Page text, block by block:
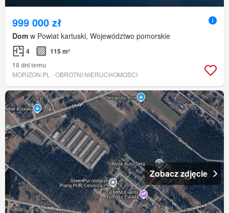
999 000 zł
Dom w Powiat kartuski, Województwo pomorskie
4
115 m²
18 dni temu
MORIZON.PL - OBROTNI NIERUCHOMOŚCI
Zobacz zdjęcie